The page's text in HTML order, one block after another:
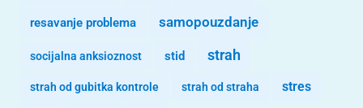
resavanje problema samopouzdanje
socijalna anksioznost stid strah
strah od gubitka kontrole strah od straha stres